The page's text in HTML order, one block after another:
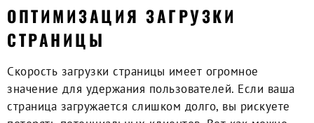
ОПТИМИЗАЦИЯ ЗАГРУЗКИ
СТРАНИЦЫ
Скорость загрузки страницы имеет огромное
значение для удержания пользователей. Если ваша
страница загружается слишком долго, вы рискуете